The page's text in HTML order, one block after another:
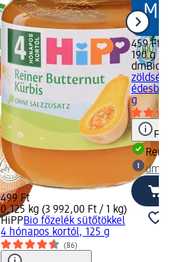
499 Ft
0,125 kg (3 992,00 Ft / 1 kg)
HiPPBio főzelék sütőtökkel
4 hónapos kortól, 125 g
(86)
459 Ft
190 g
dmBio
g
dm